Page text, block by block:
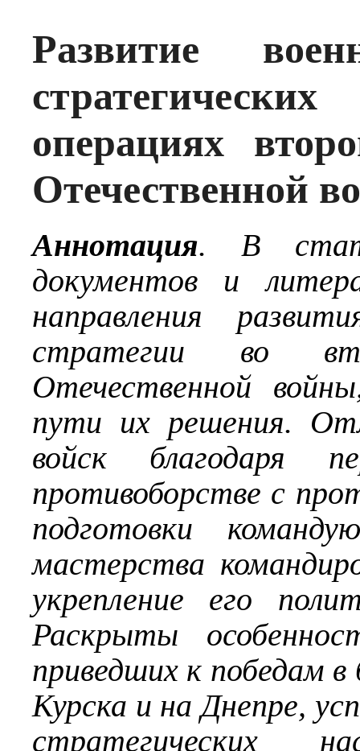
Развитие
операциях
Отечественной
Аннотация. В
документов и
направления
стратегии во
Отечественной
пути их решения.
войск благодаря
противоборстве с
подготовки
мастерства
укрепление его
Раскрыты
приведших к победам
Курска и на Днепре,
стратегических